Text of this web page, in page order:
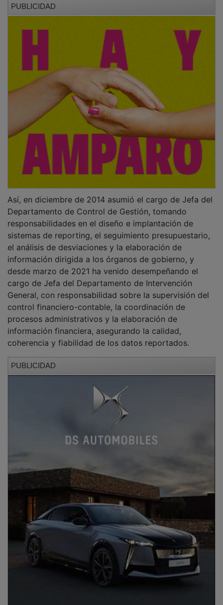
responsabilidades en el diseño e implantación de
el análisis de desviaciones y la elaboración de
información dirigida a los órganos de gobierno, y
desde marzo de 2021 ha venido desempeñando el
cargo de Jefa del Departamento de Intervención
General, con responsabilidad sobre la supervisión del
control financiero-contable, la coordinación de
procesos administrativos y la elaboración de
información financiera, asegurando la calidad,
coherencia y fiabilidad de los datos reportados.
PUBLICIDAD
En el ámbito académico, es licenciada en